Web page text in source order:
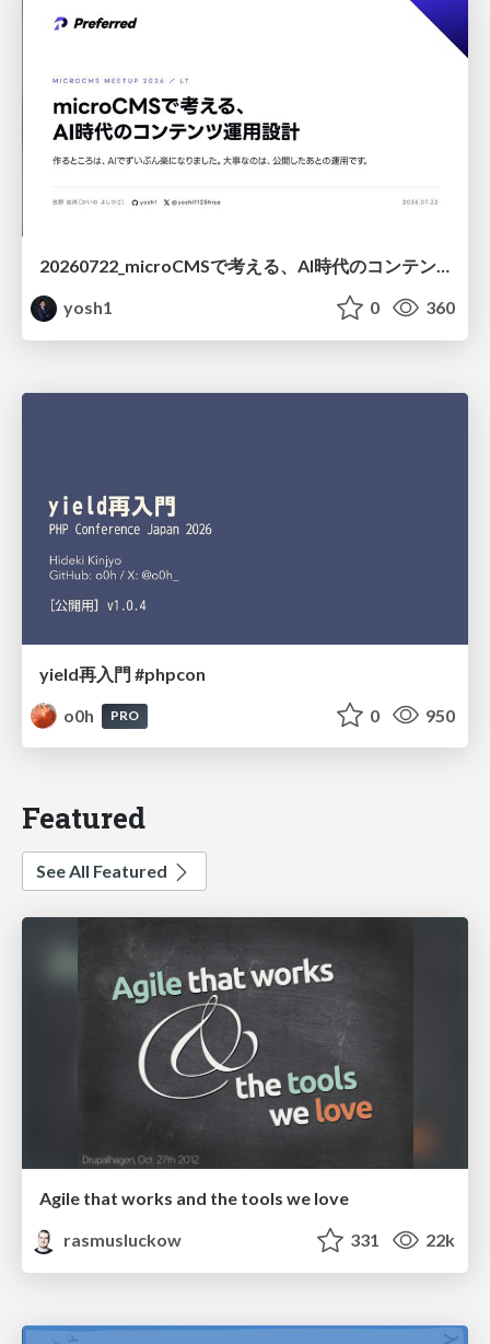
20260722_microCMSで考える、AI時代のコンテンツ運用設計
yosh1
0 360
yield再入門 #phpcon
o0h
PRO 0 950
Featured
See All Featured
Agile that works and the tools we love
rasmusluckow
331 22k